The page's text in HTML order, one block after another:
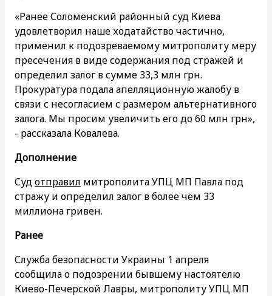
«Ранее Соломенский районный суд Киева
удовлетворил наше ходатайство частично,
применил к подозреваемому митрополиту меру
пресечения в виде содержания под стражей и
определил залог в сумме 33,3 млн грн.
Прокуратура подала апелляционную жалобу в
связи с несогласием с размером альтернативного
залога. Мы просим увеличить его до 60 млн грн»,
- рассказала Ковалева.
Дополнение
Судотправил митрополита УПЦ МП Павла под
стражу и определил залог в более чем 33
миллиона гривен.
Ранее
Служба безопасности Украины 1 апреля
сообщила о подозрении бывшему настоятелю
Киево-Печерской Лавры, митрополиту УПЦ МП